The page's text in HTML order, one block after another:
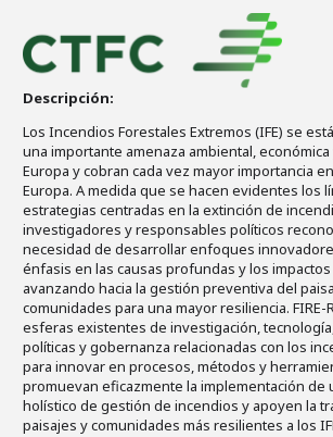
Descripción:
Los Incendios Forestales Extremos (IFE) se
una importante amenaza ambiental,
Europa y cobran cada vez mayor importancia
Europa. A medida que se hacen evidentes los
estrategias centradas en la extinción de
investigadores y responsables políticos
necesidad de desarrollar enfoques
énfasis en las causas profundas y los impactos
avanzando hacia la gestión preventiva del
comunidades para una mayor resiliencia. FIRE-
esferas existentes de investigación,
políticas y gobernanza relacionadas con los
para innovar en procesos, métodos y
promuevan eficazmente la implementación de
holístico de gestión de incendios y apoyen la
paisajes y comunidades más resilientes a los